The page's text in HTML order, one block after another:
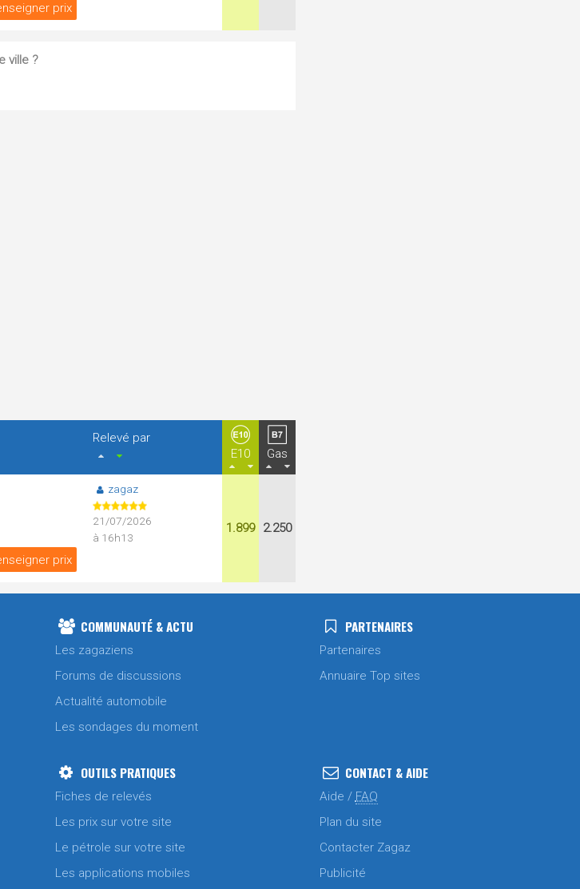
prix
ville ?
Relevé par
E10
Gas
prix
zagaz
21/07/2026
à 16h13
1.899 2.250
COMMUNAUTÉ & ACTU
Les zagaziens
Forums de discussions
Actualité automobile
Les sondages du moment
PARTENAIRES
Partenaires
Annuaire Top sites
OUTILS PRATIQUES
Fiches de relevés
Les prix sur votre site
Le pétrole sur votre site
Les applications mobiles
CONTACT & AIDE
Aide / FAQ
Plan du site
Contacter Zagaz
Publicité